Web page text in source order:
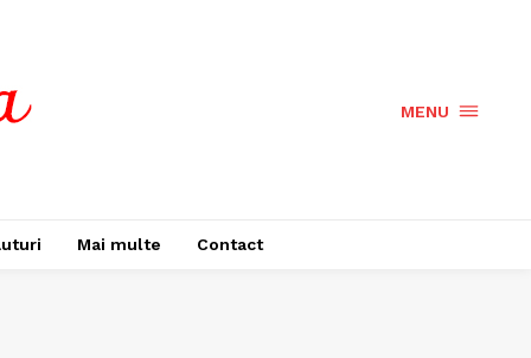
MENU
Mai multe Contact